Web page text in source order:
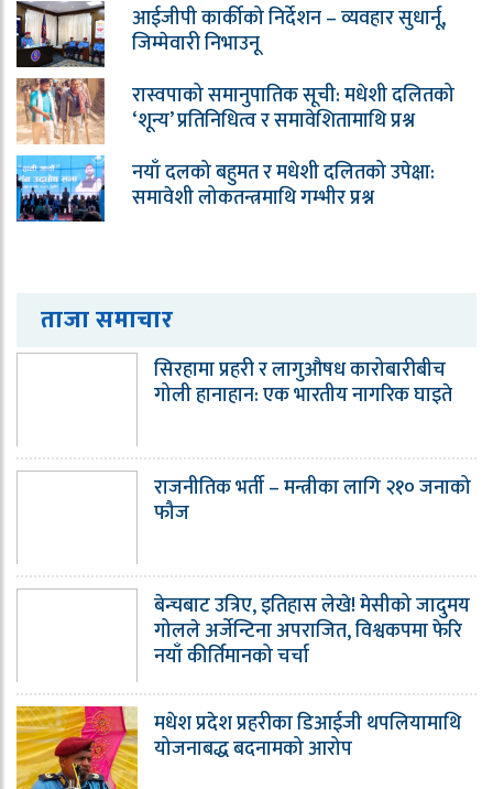
आईजीपी कार्कीको निर्देशन – व्यवहार सुधार्नू,
जिम्मेवारी निभाउनू
रास्वपाको समानुपातिक सूची: मधेशी दलितको
‘शून्य’ प्रतिनिधित्व र समावेशितामाथि प्रश्न
नयाँ दलको बहुमत र मधेशी दलितको उपेक्षा:
समावेशी लोकतन्त्रमाथि गम्भीर प्रश्न
ताजा समाचार
सिरहामा प्रहरी र लागुऔषध कारोबारीबीच
गोली हानाहान: एक भारतीय नागरिक घाइते
राजनीतिक भर्ती – मन्त्रीका लागि २१० जनाको
फौज
बेन्चबाट उत्रिए, इतिहास लेखे! मेसीको जादुमय
गोलले अर्जेन्टिना अपराजित, विश्वकपमा फेरि
नयाँ कीर्तिमानको चर्चा
मधेश प्रदेश प्रहरीका डिआईजी थपलियामाथि
योजनाबद्ध बदनामको आरोप